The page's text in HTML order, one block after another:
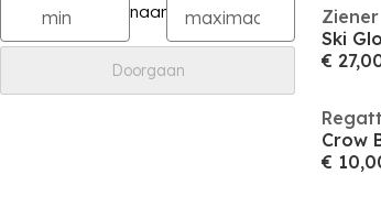
naar
Doorgaan
Ziener
Ski
€
Crow
€